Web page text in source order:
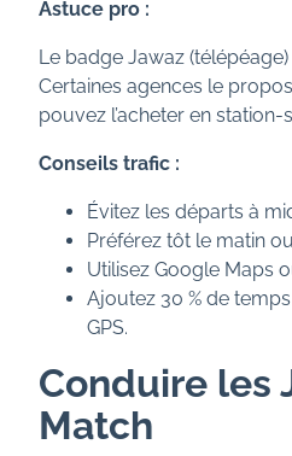
Astuce pro :
Le badge Jawaz
Certaines agences le
pouvez l’acheter en station-
Conseils trafic :
Évitez les départs à
Préférez tôt le matin
Utilisez Google Maps
Ajoutez 30 % de
GPS.
Conduire les
Match